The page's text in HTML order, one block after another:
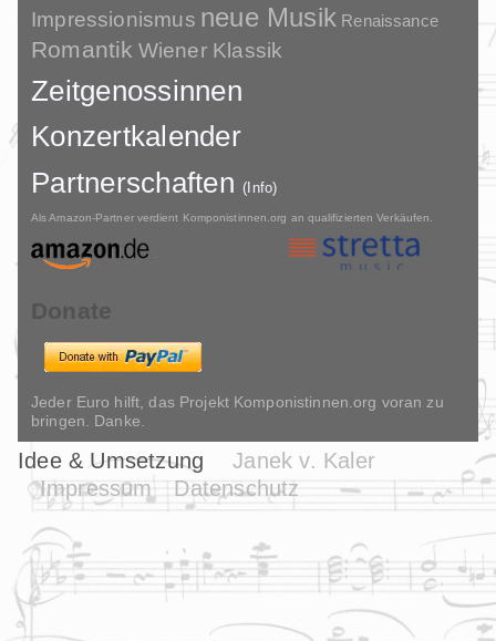
Impressionismus neue Musik Renaissance
Romantik Wiener Klassik
Zeitgenossinnen
Konzertkalender
Partnerschaften(Info)
Als Amazon-Partner verdient Komponistinnen.org an qualifizierten Verkäufen.
Donate
Jeder Euro hilft, das Projekt Komponistinnen.org voran zu
bringen. Danke.
Idee & Umsetzung
Janek v. Kaler
Impressum
Datenschutz